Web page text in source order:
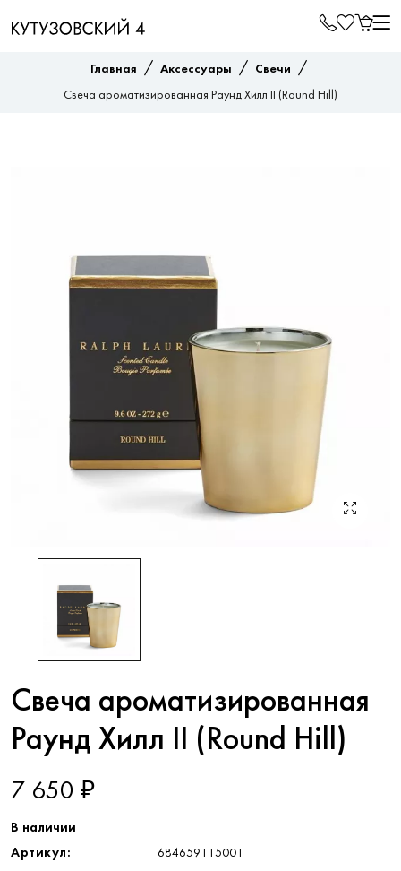
Главная / Аксессуары / Свечи /
Свеча ароматизированная Раунд Хилл II (Round Hill)
Свеча ароматизированная
Раунд Хилл II (Round Hill)
7 650 ₽
В наличии
Артикул:
684659115001